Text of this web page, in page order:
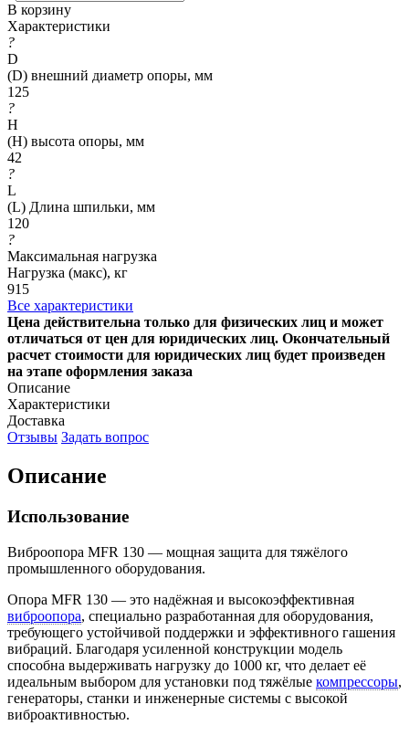
В корзину
Характеристики
?
D
(D) внешний диаметр опоры, мм
125
?
H
(H) высота опоры, мм
42
?
L
(L) Длина шпильки, мм
120
?
Максимальная нагрузка
Нагрузка (макс), кг
915
Все характеристики
Цена действительна только для физических лиц и может
отличаться от цен для юридических лиц. Окончательный
расчет стоимости для юридических лиц будет произведен
на этапе оформления заказа
Описание
Характеристики
Доставка
Отзывы Задать вопрос
Описание
Использование
Виброопора MFR 130 — мощная защита для тяжёлого
промышленного оборудования.
Опора MFR 130 — это надёжная и высокоэффективная
виброопора, специально разработанная для оборудования,
требующего устойчивой поддержки и эффективного гашения
вибраций. Благодаря усиленной конструкции модель
способна выдерживать нагрузку до 1000 кг, что делает её
идеальным выбором для установки под тяжёлые компрессоры,
генераторы, станки и инженерные системы с высокой
виброактивностью.